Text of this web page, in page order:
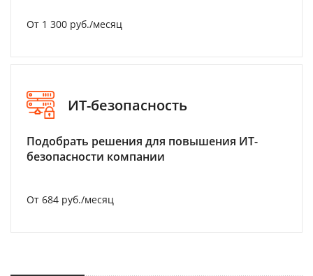
От 1 300 руб./месяц
ИТ-безопасность
Подобрать решения для повышения ИТ-
безопасности компании
От 684 руб./месяц